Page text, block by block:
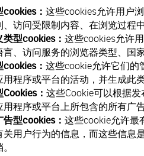
： 这些cookies允许用户
、访问受限制内容、在浏览过程
类型cookies： 这些cookies允许
言、访问服务的浏览器类型、国
： 这些cookie允许它们的
用程序或平台的活动，并生成此
： 这些Cookie可以根据
程序或平台上所包含的所有广告
型cookies： 这些cookie允许最
关用户行为的信息，而这些信息